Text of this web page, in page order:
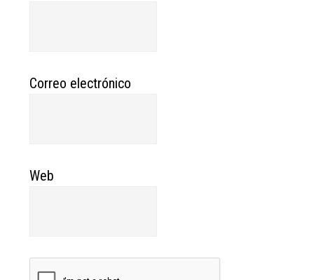
Correo electrónico
Web